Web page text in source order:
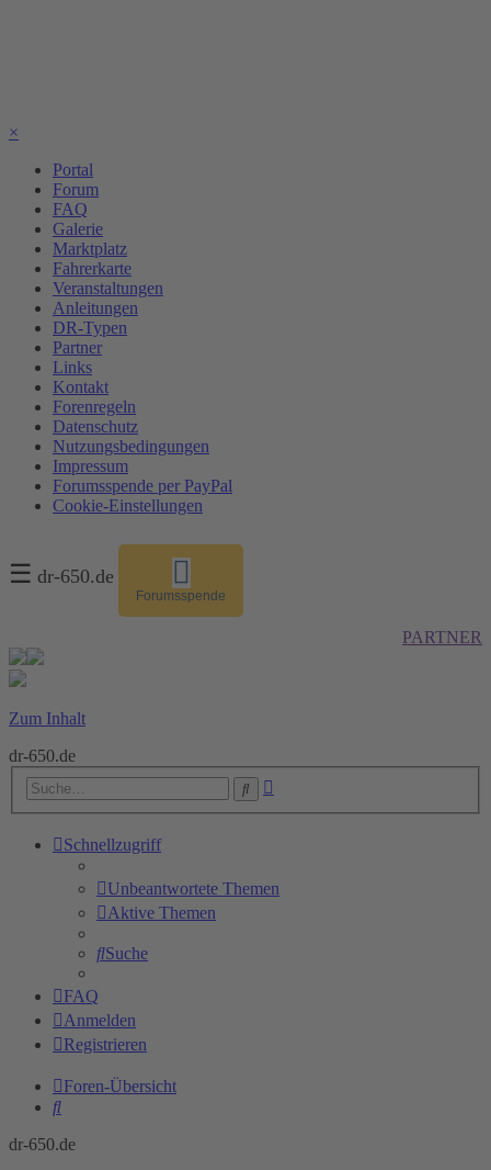
×
Portal
Forum
FAQ
Galerie
Marktplatz
Fahrerkarte
Veranstaltungen
Anleitungen
DR-Typen
Partner
Links
Kontakt
Forenregeln
Datenschutz
Nutzungsbedingungen
Impressum
Forumsspende per PayPal
Cookie-Einstellungen
☰ dr-650.de
Forumsspende
PARTNER
Zum Inhalt
dr-650.de
Suche
Schnellzugriff
Unbeantwortete Themen
Aktive Themen
Suche
FAQ
Anmelden
Registrieren
Foren-Übersicht
Suche
dr-650.de